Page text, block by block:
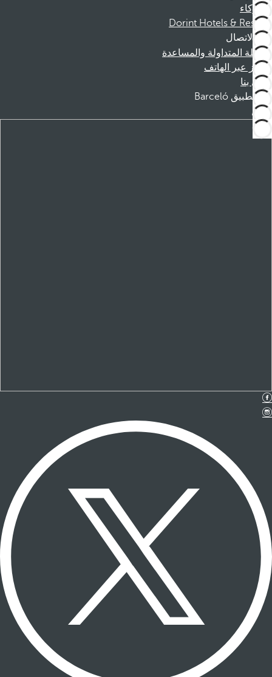
الشركاء
Dorint Hotels & Resorts
الاتصال
الأسئلة المتداولة والمساعدة
الحجز عبر الهاتف
اتصل بنا
تطبيق Barceló
تنزيل